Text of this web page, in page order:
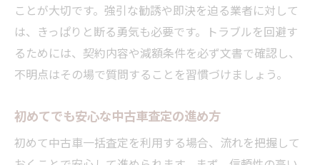
ことが大切です。強引な勧誘や即決を迫る業者に対して
は、きっぱりと断る勇気も必要です。トラブルを回避す
るためには、契約内容や減額条件を必ず文書で確認し、
不明点はその場で質問することを習慣づけましょう。
初めてでも安心な中古車査定の進め方
初めて中古車一括査定を利用する場合、流れを把握して